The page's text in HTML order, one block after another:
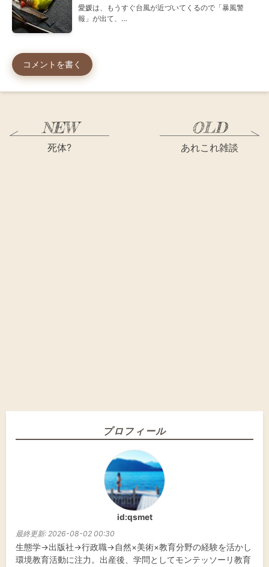
愛媛は、もうすぐ台風が近づいてくるので「暴風警
報」が出て、…
コメントを書く
死体? あれこれ雑談
プロフィール
id:qsmet
最終更新: 2026-08-02 00:30
生態学→出版社→行政職→自然×美術×教育分野の経験を活かし
環境教育活動に注力。出産後、学問としてモンテッソーリ教育